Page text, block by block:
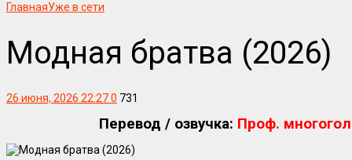
ГлавнаяУже в сети
Модная братва (2026)
26 июня, 2026 22:270 731
Перевод / озвучка: Проф.